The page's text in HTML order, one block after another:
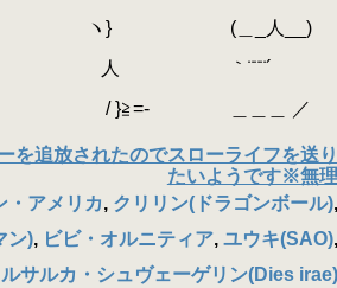
__)
＿ ／
を追放されたのでスローライフを送り
たいようです※無理
・アメリカ, クリリン(ドラゴンボール),
ン), ビビ・オルニティア, ユウキ(SAO),
ルサルカ・シュヴェーゲリン(Dies irae)